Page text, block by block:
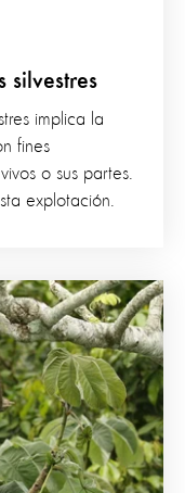
silvestres
implica la
fines
o sus partes.
explotación.